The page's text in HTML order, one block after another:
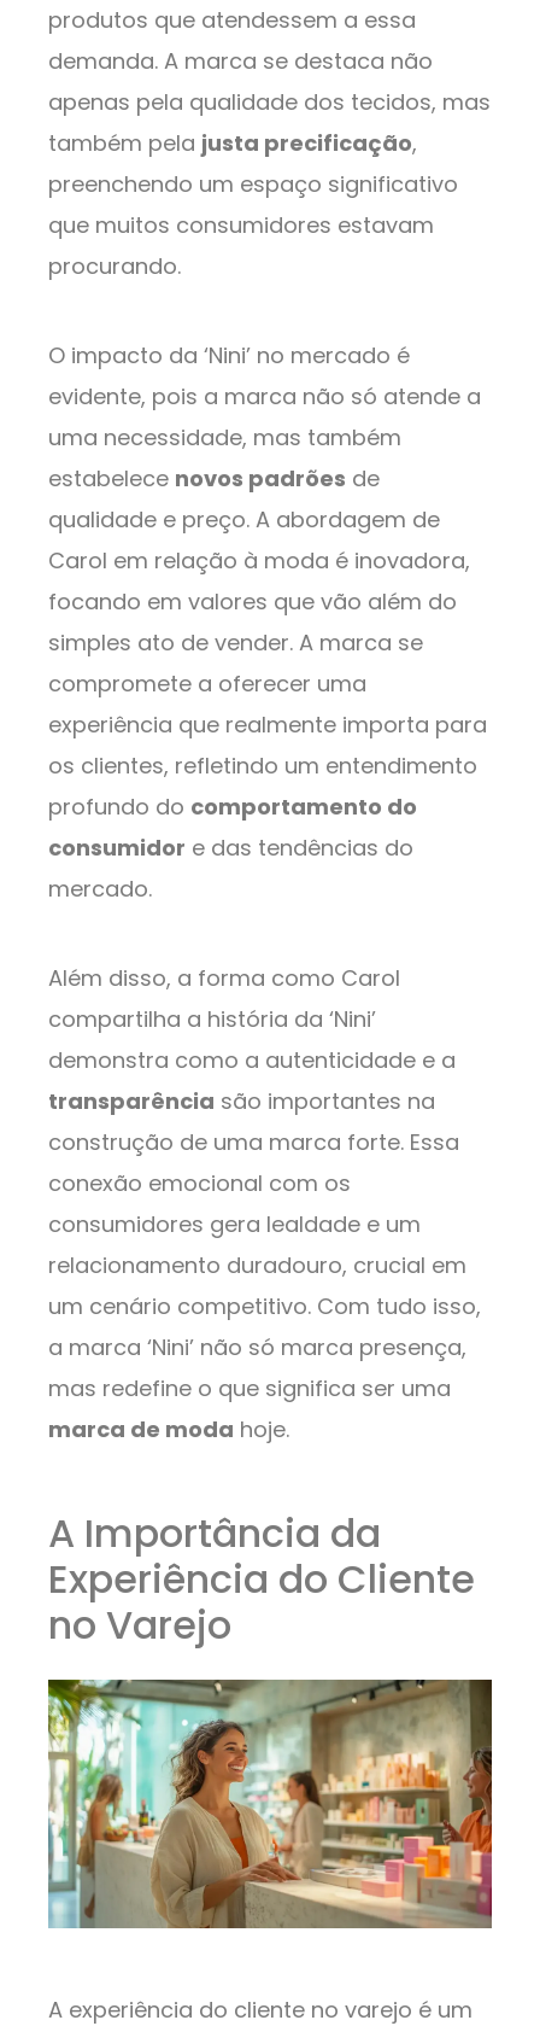
produtos que atendessem a essa
demanda. A marca se destaca não
apenas pela qualidade dos tecidos, mas
também pela justa precificação,
preenchendo um espaço significativo
que muitos consumidores estavam
procurando.
O impacto da ‘Nini’ no mercado é
evidente, pois a marca não só atende a
uma necessidade, mas também
estabelece novos padrões de
qualidade e preço. A abordagem de
Carol em relação à moda é inovadora,
focando em valores que vão além do
simples ato de vender. A marca se
compromete a oferecer uma
experiência que realmente importa para
os clientes, refletindo um entendimento
profundo do comportamento do
consumidor e das tendências do
mercado.
Além disso, a forma como Carol
compartilha a história da ‘Nini’
demonstra como a autenticidade e a
transparência são importantes na
construção de uma marca forte. Essa
conexão emocional com os
consumidores gera lealdade e um
relacionamento duradouro, crucial em
um cenário competitivo. Com tudo isso,
a marca ‘Nini’ não só marca presença,
mas redefine o que significa ser uma
marca de moda hoje.
A Importância da
Experiência do Cliente
no Varejo
A experiência do cliente no varejo é um